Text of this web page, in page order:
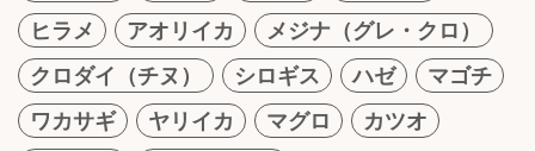
ヒラメ
アオリイカ
メジナ（グレ・クロ）
クロダイ（チヌ）
シロギス ハゼ
マゴチ
ワカサギ
ヤリイカ マグロ
カツオ